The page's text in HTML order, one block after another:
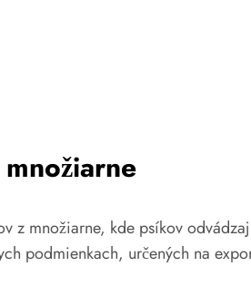
z množiarne, kde psíkov
podmienkach, určených na